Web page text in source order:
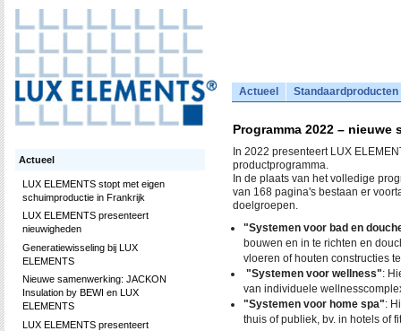
Actueel Standaardproducten
Actueel
LUX ELEMENTS stopt met eigen
schuimproductie in Frankrijk
LUX ELEMENTS presenteert
nieuwigheden
Generatiewisseling bij LUX
ELEMENTS
Nieuwe samenwerking: JACKON
Insulation by BEWI en LUX
ELEMENTS
LUX ELEMENTS presenteert
Programma 2022 –
In 2022 presenteert LUX
productprogramma.
In de plaats van het volledige
van 168 pagina's bestaan er
doelgroepen.
"Systemen voor bad en
bouwen en in te richten en
vloeren of houten constructies
"Systemen voor wellness":
van individuele
"Systemen voor home spa":
thuis of publiek, bv. in hotels of